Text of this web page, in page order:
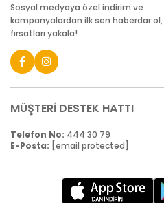
Sosyal medyaya özel indirim ve
kampanyalardan ilk sen haberdar ol,
fırsatları yakala!
MÜŞTERİ DESTEK HATTI
Telefon No: 444 30 79
E-Posta: [email protected]